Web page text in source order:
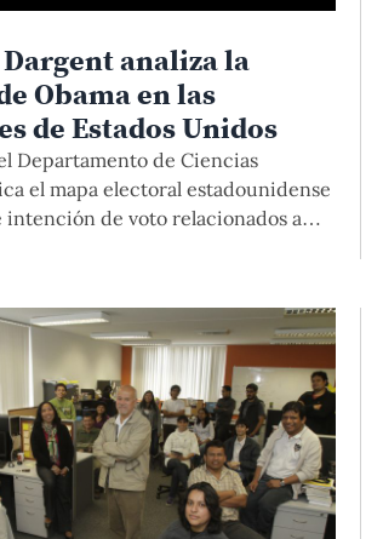
analiza la
Obama en las
de Estados Unidos
Departamento de Ciencias
el mapa electoral estadounidense
intención de voto relacionados a
raza y etnicidad.